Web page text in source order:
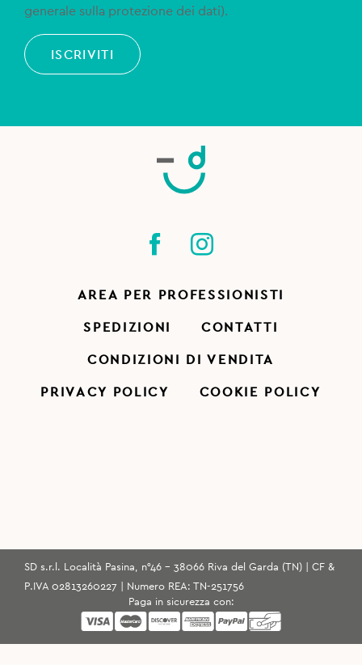
generale sulla protezione dei dati).
ISCRIVITI
AREA PER PROFESSIONISTI
SPEDIZIONI CONTATTI
CONDIZIONI DI VENDITA
PRIVACY POLICY COOKIE POLICY
SD s.r.l. Località Pasina, n°46 - 38066 Riva del Garda (TN) | CF &
P.IVA 02813260227 | Numero REA: TN-251756
Paga in sicurezza con: